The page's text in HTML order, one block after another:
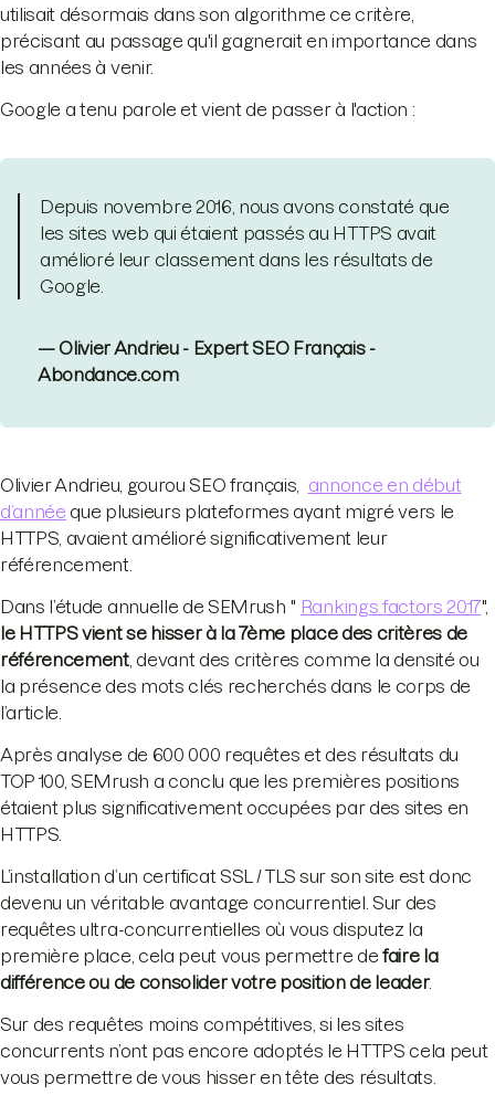
utilisait désormais dans son algorithme ce critère,
précisant au passage qu'il gagnerait en importance dans
les années à venir.
Google a tenu parole et vient de passer à l'action :
Depuis novembre 2016, nous avons constaté que
les sites web qui étaient passés au HTTPS avait
amélioré leur classement dans les résultats de
Google.
— Olivier Andrieu - Expert SEO Français -
Abondance.com
Olivier Andrieu, gourou SEO français, annonce en début
d’année que plusieurs plateformes ayant migré vers le
HTTPS, avaient amélioré significativement leur
référencement.
Dans l’étude annuelle de SEMrush " Rankings factors 2017",
le HTTPS vient se hisser à la 7ème place des critères de
référencement, devant des critères comme la densité ou
la présence des mots clés recherchés dans le corps de
l’article.
Après analyse de 600 000 requêtes et des résultats du
TOP 100, SEMrush a conclu que les premières positions
étaient plus significativement occupées par des sites en
HTTPS.
L’installation d’un certificat SSL / TLS sur son site est donc
devenu un véritable avantage concurrentiel. Sur des
requêtes ultra-concurrentielles où vous disputez la
première place, cela peut vous permettre de faire la
différence ou de consolider votre position de leader.
Sur des requêtes moins compétitives, si les sites
concurrents n’ont pas encore adoptés le HTTPS cela peut
vous permettre de vous hisser en tête des résultats.